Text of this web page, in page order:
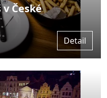
České
Detail